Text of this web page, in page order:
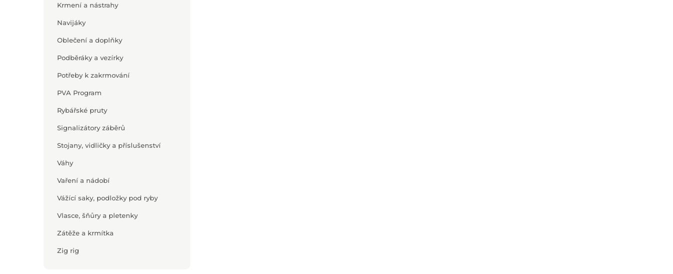
Krmení a nástrahy
Navijáky
Oblečení a doplňky
Podběráky a vezírky
Potřeby k zakrmování
PVA Program
Rybářské pruty
Signalizátory záběrů
Stojany, vidličky a příslušenství
Váhy
Vaření a nádobí
Vážící saky, podložky pod ryby
Vlasce, šňůry a pletenky
Zátěže a krmítka
Zig rig